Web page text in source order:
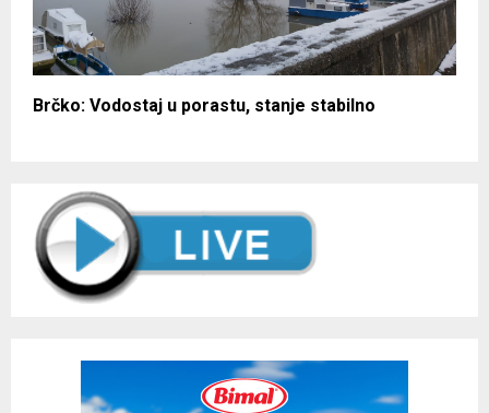
Brčko: Vodostaj u porastu, stanje stabilno